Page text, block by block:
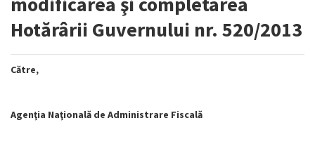
Hotărârii Guvernului nr. 520/2013
Către,
Agenţia Naţională de Administrare Fiscală